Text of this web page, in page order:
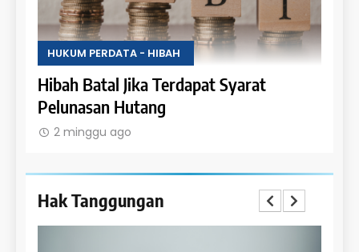
HUKUM PERDATA - HIBAH
Hak Penghibah untuk Menikmati Hasil
Objek Hibah
2 minggu ago
Hak Tanggungan